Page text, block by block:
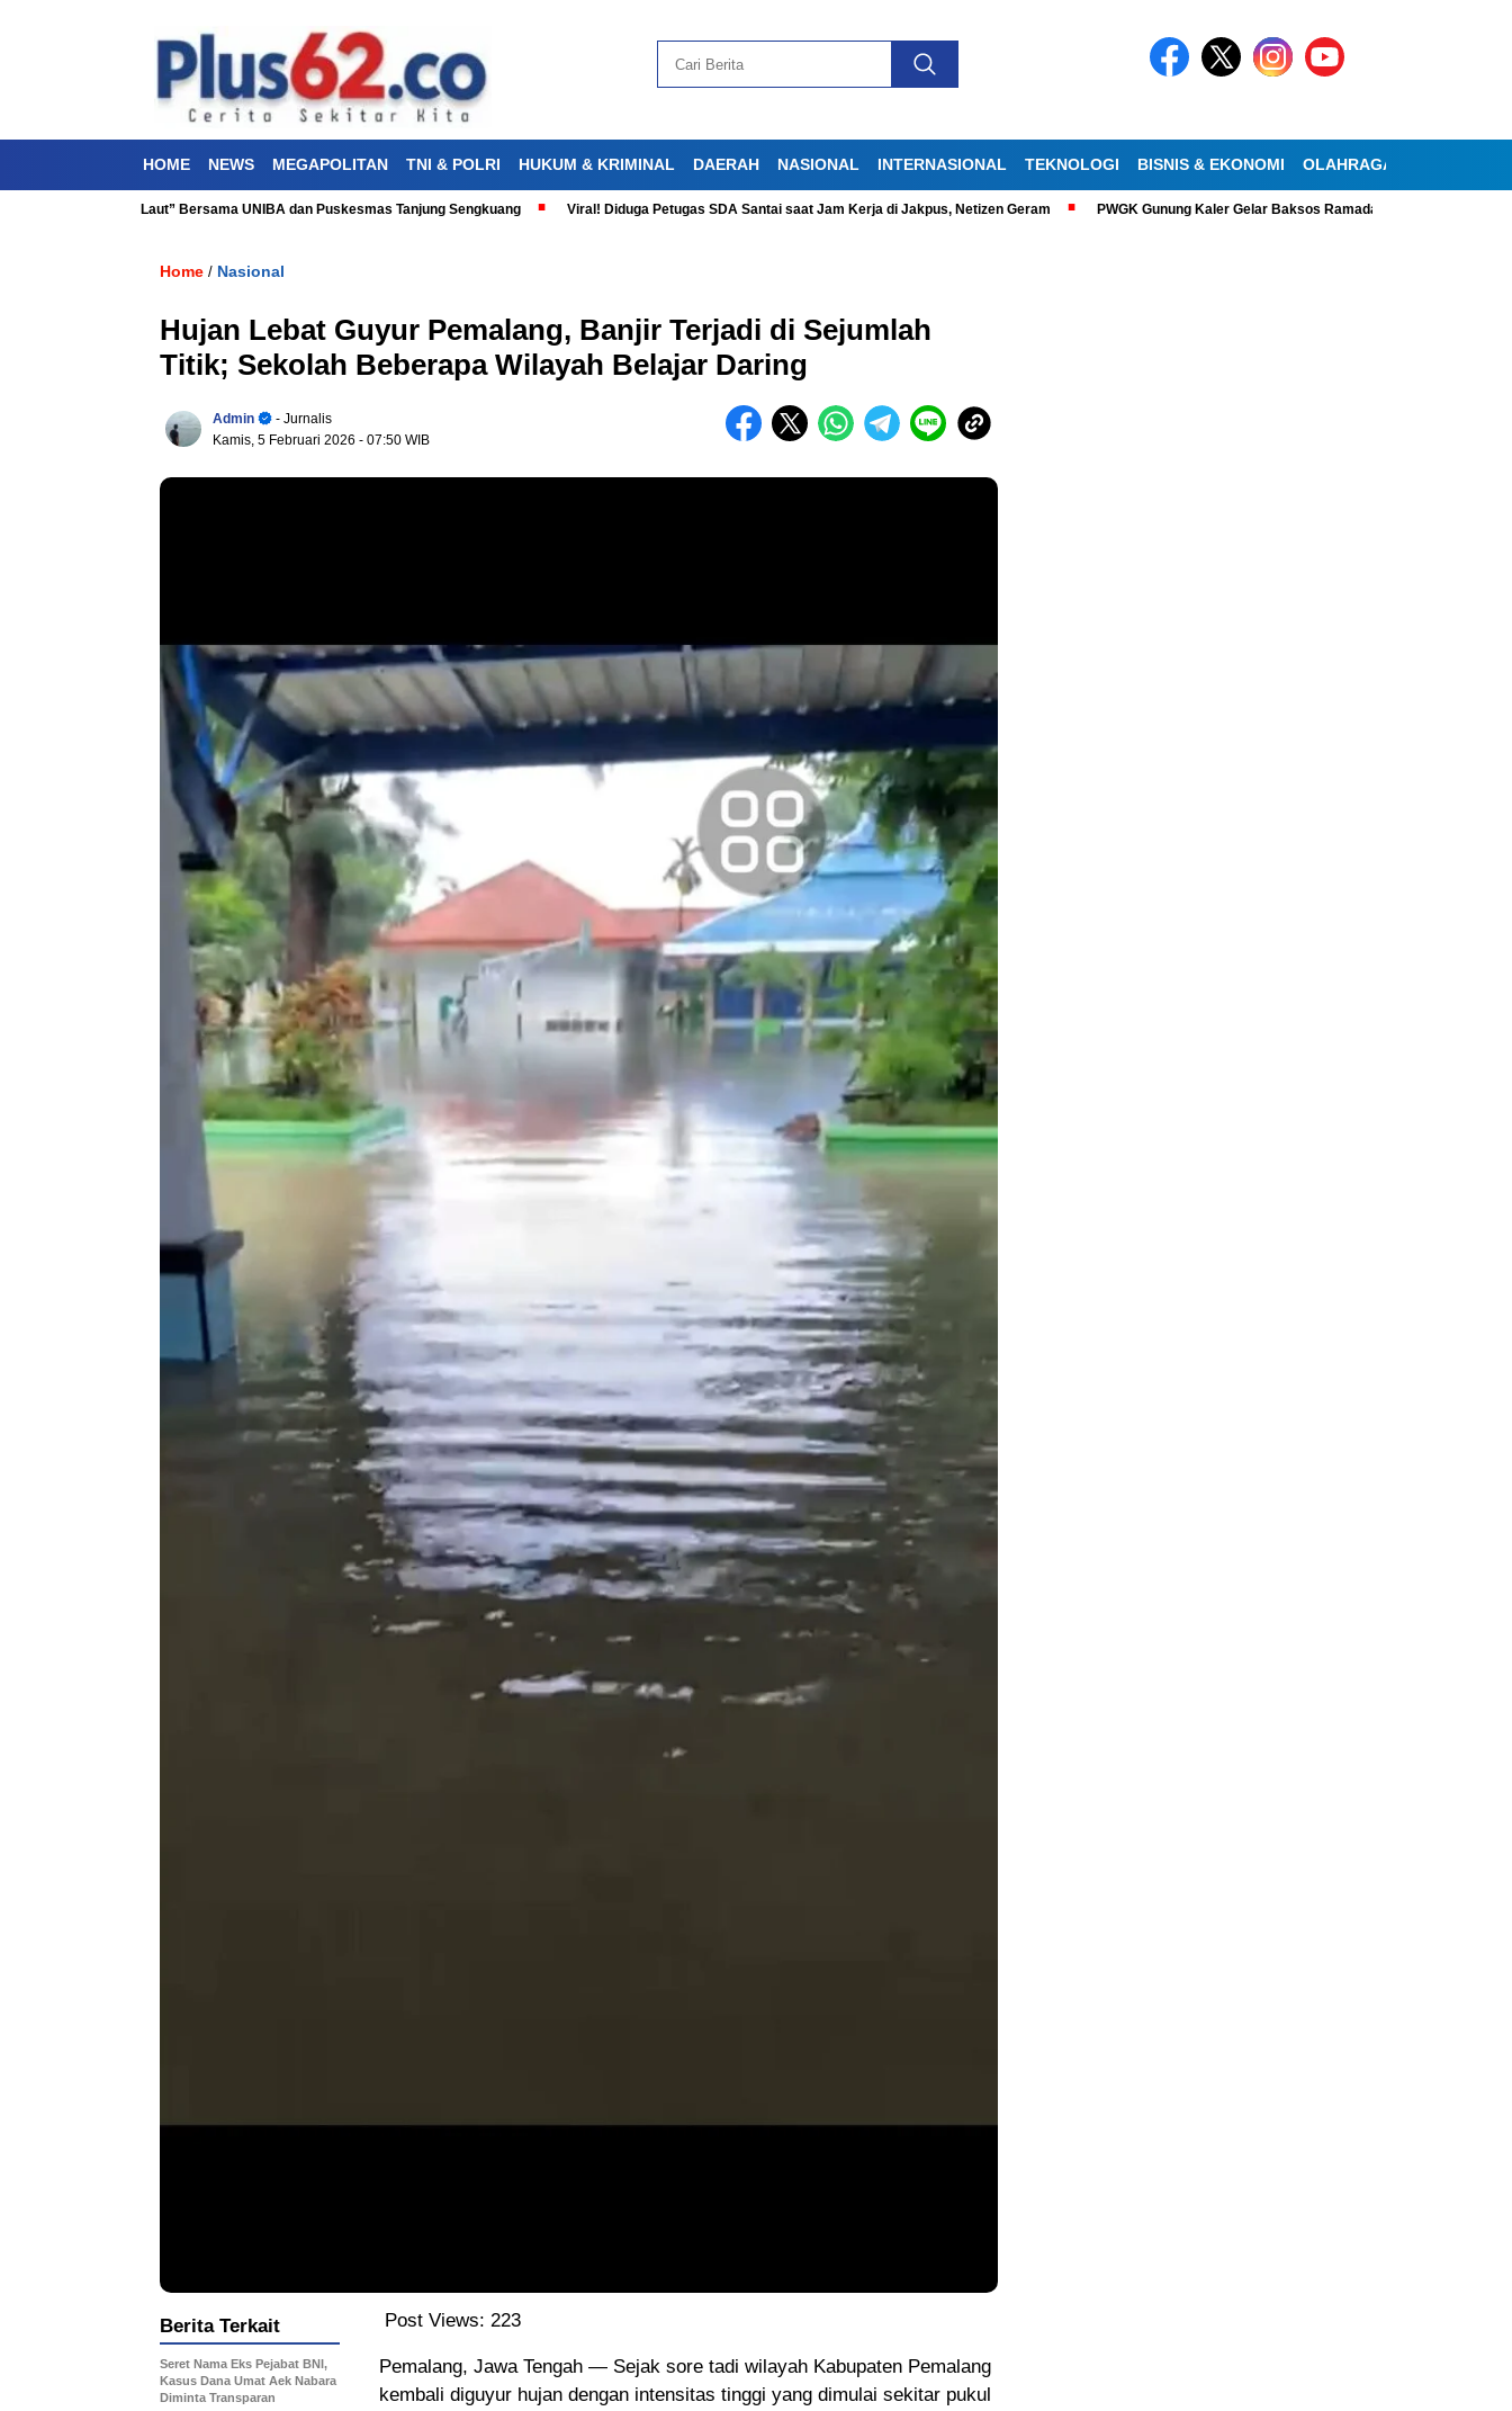
HOME NEWS MEGAPOLITAN TNI & POLRI HUKUM & KRIMINAL DAERAH NASIONAL INTERNASIONAL TEKNOLOGI BISNIS & EKONOMI OLAHRAGA
Cinta Laut” Bersama UNIBA dan Puskesmas Tanjung Sengkuang Viral! Diduga Petugas SDA Santai saat Jam Kerja di Jakpus, Netizen Geram PWGK Gunung Kaler Gelar Baksos Ramadan, Bantu Lansia Tunanetra di
Home / Nasional
Hujan Lebat Guyur Pemalang, Banjir Terjadi di Sejumlah
Titik; Sekolah Beberapa Wilayah Belajar Daring
Admin
- Jurnalis
Kamis, 5 Februari 2026 - 07:50 WIB
Post Views: 223
Pemalang, Jawa Tengah — Sejak sore tadi wilayah Kabupaten Pemalang
kembali diguyur hujan dengan intensitas tinggi yang dimulai sekitar pukul
Berita Terkait
Seret Nama Eks Pejabat BNI,
Kasus Dana Umat Aek Nabara
Diminta Transparan